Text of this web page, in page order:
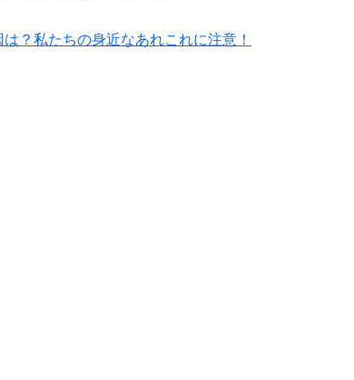
？私たちの身近なあれこれに注意！